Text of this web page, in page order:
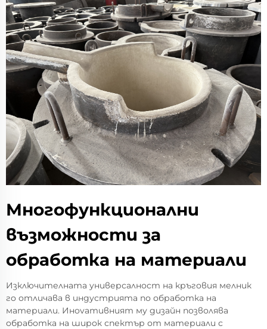
Многофункционални
възможности за
обработка на материали
Изключителната универсалност на кръговия мелник
го отличава в индустрията по обработка на
материали. Инovативният му дизайн позволява
обработка на широк спектър от материали с